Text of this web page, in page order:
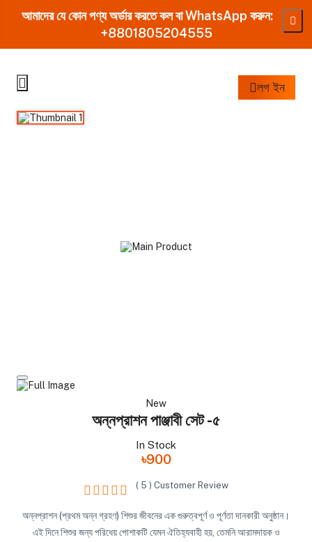
আমাদের যে কোন পণ্য অর্ডার করতে কল বা WhatsApp করুন:
+8801805204555
লগ ইন
New
অন্নপ্রাশন পাঞ্জাবী সেট -৫
In Stock
৳900
( 5 ) Customer Review
অন্নপ্রাশন (প্রথম অন্ন গ্রহণ) শিশুর জীবনের এক গুরুত্বপূর্ণ ও পূর্ণতা দানকারী অনুষ্ঠান।
এই দিনে শিশুর জন্য পরিধেয় পোশাকটি যেমন ঐতিহ্যবাহী হয়, তেমনি আরামদায়ক ও